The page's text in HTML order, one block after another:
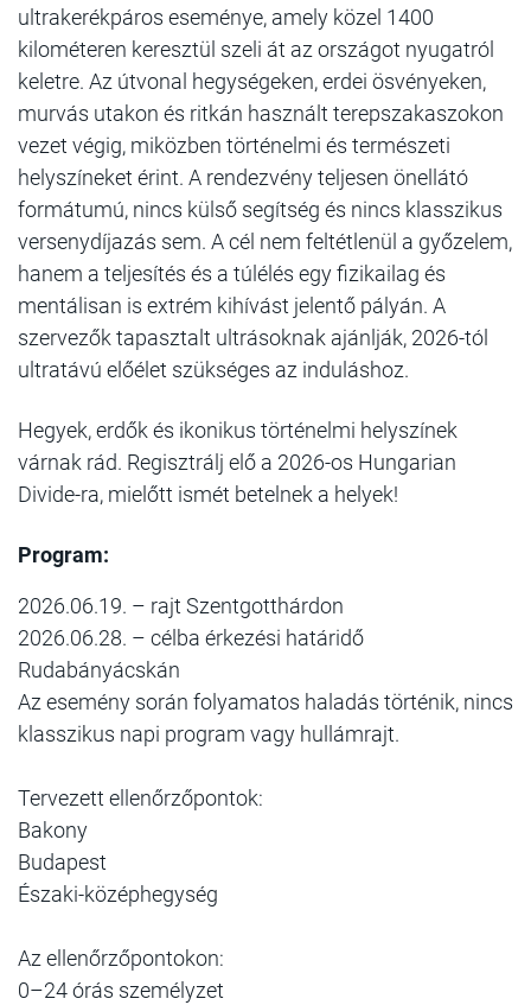
ultrakerékpáros eseménye, amely közel 1400
kilométeren keresztül szeli át az országot nyugatról
keletre. Az útvonal hegységeken, erdei ösvényeken,
murvás utakon és ritkán használt terepszakaszokon
vezet végig, miközben történelmi és természeti
helyszíneket érint. A rendezvény teljesen önellátó
formátumú, nincs külső segítség és nincs klasszikus
versenydíjazás sem. A cél nem feltétlenül a győzelem,
hanem a teljesítés és a túlélés egy fizikailag és
mentálisan is extrém kihívást jelentő pályán. A
szervezők tapasztalt ultrásoknak ajánlják, 2026-tól
ultratávú előélet szükséges az induláshoz.
Hegyek, erdők és ikonikus történelmi helyszínek
várnak rád. Regisztrálj elő a 2026-os Hungarian
Divide-ra, mielőtt ismét betelnek a helyek!
Program:
2026.06.19. – rajt Szentgotthárdon
2026.06.28. – célba érkezési határidő
Rudabányácskán
Az esemény során folyamatos haladás történik, nincs
klasszikus napi program vagy hullámrajt.
Tervezett ellenőrzőpontok:
Bakony
Budapest
Északi-középhegység
Az ellenőrzőpontokon:
0–24 órás személyzet